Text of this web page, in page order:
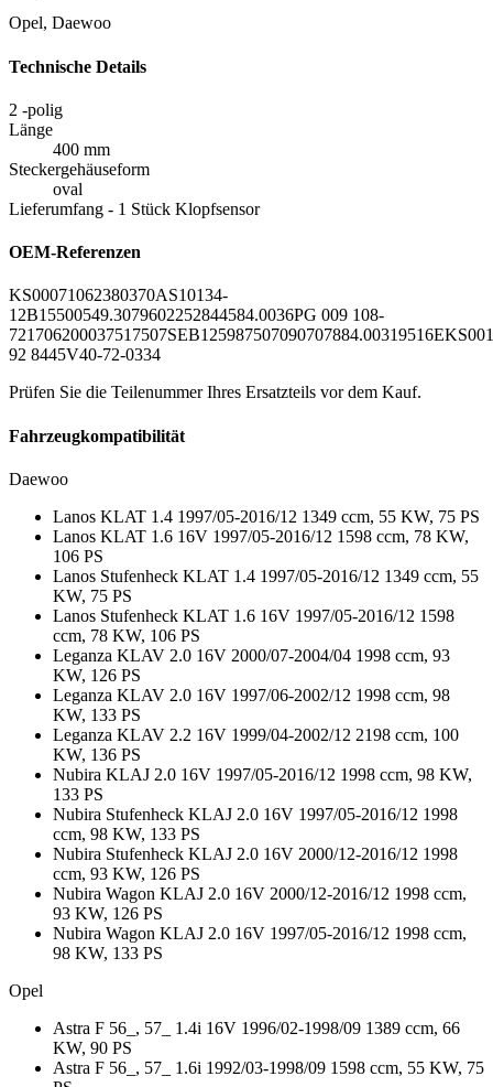
Opel, Daewoo
Technische Details
2 -polig
Länge
400 mm
Steckergehäuseform
oval
Lieferumfang - 1 Stück Klopfsensor
OEM-Referenzen
KS00071062380370AS10134-
12B1 5500549.3079602252844584.0036PG 009 108-
721 706200037517507SEB125987507090707884.00319516EKS001
92 8445V40-72-0334
Prüfen Sie die Teilenummer Ihres Ersatzteils vor dem Kauf.
Fahrzeugkompatibilität
Daewoo
Lanos KLAT 1.4 1997/05-2016/12 1349 ccm, 55 KW, 75 PS
Lanos KLAT 1.6 16V 1997/05-2016/12 1598 ccm, 78 KW,
106 PS
Lanos Stufenheck KLAT 1.4 1997/05-2016/12 1349 ccm, 55
KW, 75 PS
Lanos Stufenheck KLAT 1.6 16V 1997/05-2016/12 1598
ccm, 78 KW, 106 PS
Leganza KLAV 2.0 16V 2000/07-2004/04 1998 ccm, 93
KW, 126 PS
Leganza KLAV 2.0 16V 1997/06-2002/12 1998 ccm, 98
KW, 133 PS
Leganza KLAV 2.2 16V 1999/04-2002/12 2198 ccm, 100
KW, 136 PS
Nubira KLAJ 2.0 16V 1997/05-2016/12 1998 ccm, 98 KW,
133 PS
Nubira Stufenheck KLAJ 2.0 16V 1997/05-2016/12 1998
ccm, 98 KW, 133 PS
Nubira Stufenheck KLAJ 2.0 16V 2000/12-2016/12 1998
ccm, 93 KW, 126 PS
Nubira Wagon KLAJ 2.0 16V 2000/12-2016/12 1998 ccm,
93 KW, 126 PS
Nubira Wagon KLAJ 2.0 16V 1997/05-2016/12 1998 ccm,
98 KW, 133 PS
Opel
Astra F 56_, 57_ 1.4i 16V 1996/02-1998/09 1389 ccm, 66
KW, 90 PS
Astra F 56_, 57_ 1.6i 1992/03-1998/09 1598 ccm, 55 KW, 75